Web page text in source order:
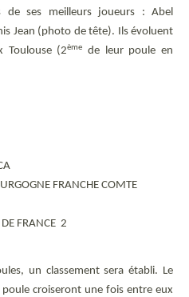
de ses meilleurs joueurs : Abel
Jean (photo de tête). Ils évoluent
Toulouse (2ème
de leur poule en
FRANCHE COMTE
DE FRANCE 2
un classement sera établi. Le
croiseront une fois entre eux